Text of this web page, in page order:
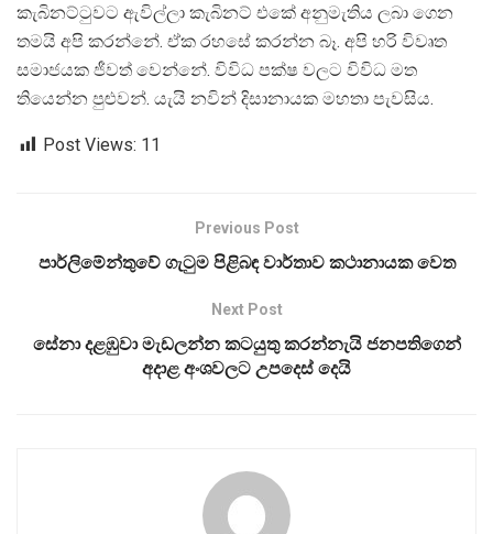
කැබිනට්ටුවට ඇවිල්ලා කැබිනට් එකේ අනුමැතිය ලබා ගෙන
තමයි අපි කරන්නේ. ඒක රහසේ කරන්න බෑ. අපි හරි විවෘත
සමාජයක ජීවත් වෙන්නේ. විවිධ පක්ෂ වලට විවිධ මත
තියෙන්න පුළුවන්. යැයි නවින් දිසානායක මහතා පැවසිය.
Post Views: 11
Previous Post
පාර්ලිමේන්තුවේ ගැටුම පිළිබ ඳ වාර්තාව කථානායක වෙත
Next Post
සේනා දළඹුවා මැඩලන්න කටයුතු කරන්නැයි ජනපතිගෙන්
අදාළ අංශවලට උපදෙස් දෙයි